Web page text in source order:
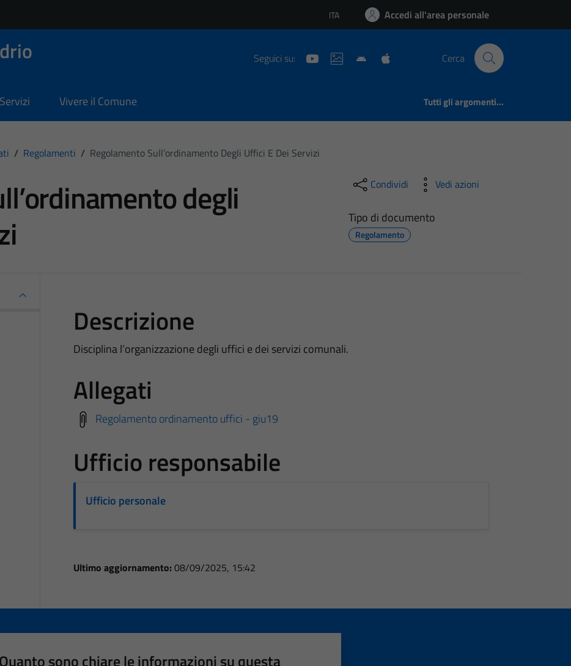
Lingua attiva:
ITA Accedi all'area personale
Seguici su: Cerca
Servizi Vivere il Comune Tutti gli argomenti...
/ Regolamenti / Regolamento Sull’ordinamento Degli Uffici E Dei Servizi
degli
Condividi Vedi azioni
Tipo di documento
Regolamento
Descrizione
Disciplina l’organizzazione degli uffici e dei servizi comunali.
Allegati
Regolamento ordinamento uffici - giu19
Ufficio responsabile
Ufficio personale
Ultimo aggiornamento: 08/09/2025, 15:42
Quanto sono chiare le informazioni su questa